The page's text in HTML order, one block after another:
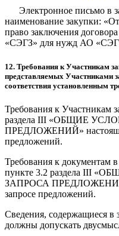
Электронное письмо в
наименование закупки:
право заключения
«СЭГЗ» для нужд АО
12. Требования к Участникам
представляемых Участниками
соответствия установленным
Требования к Участникам
раздела III «ОБЩИЕ
ПРЕДЛОЖЕНИЙ»
предложений.
Требования к документам в
пункте 3.2 раздела III
ЗАПРОСА ПРЕДЛОЖЕНИЙ»
запросе предложений.
Сведения, содержащиеся в
должны допускать